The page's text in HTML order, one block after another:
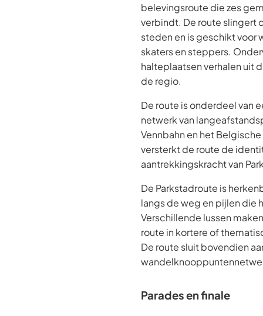
belevingsroute die zes
verbindt. De route slingert
steden en is geschikt voor
skaters en steppers.
halteplaatsen verhalen uit
de regio.
De route is onderdeel van
netwerk van
Vennbahn en het
versterkt de route de
aantrekkingskracht van
De Parkstadroute is
langs de weg en pijlen die
Verschillende lussen
route in kortere of
De route sluit bovendien
Parades en finale